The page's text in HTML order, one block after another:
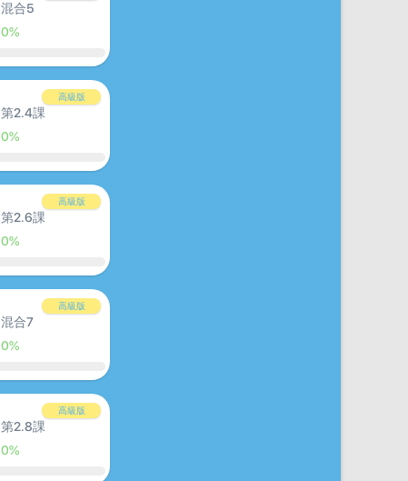
混合5
0%
高級版
第2.4課
0%
高級版
第2.6課
0%
高級版
混合7
0%
高級版
第2.8課
0%